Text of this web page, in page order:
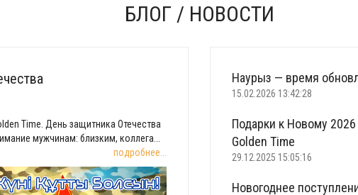
БЛОГ / НОВОСТИ
Time. День защитника Отечества
мужчинам: близким, коллега...
подробнее...
Наурыз — время
15.02.2026 13:42:28
Подарки к Новому
Golden Time
29.12.2025 15:05:16
Новогоднее